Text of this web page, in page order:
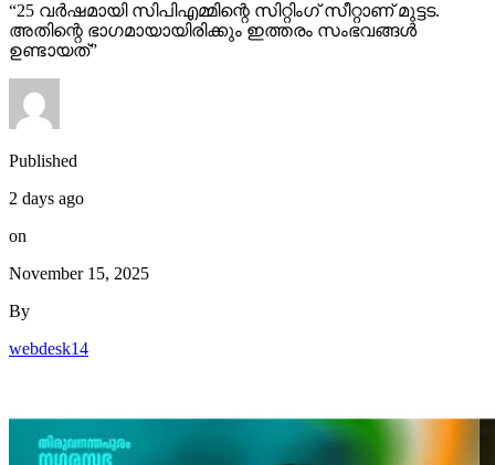
“25 വര്‍ഷമായി സിപിഎമ്മിന്റെ സിറ്റിംഗ് സീറ്റാണ് മുട്ടട.
അതിന്റെ ഭാഗമായായിരിക്കും ഇത്തരം സംഭവങ്ങള്‍
ഉണ്ടായത്”
Published
2 days ago
on
November 15, 2025
By
webdesk14